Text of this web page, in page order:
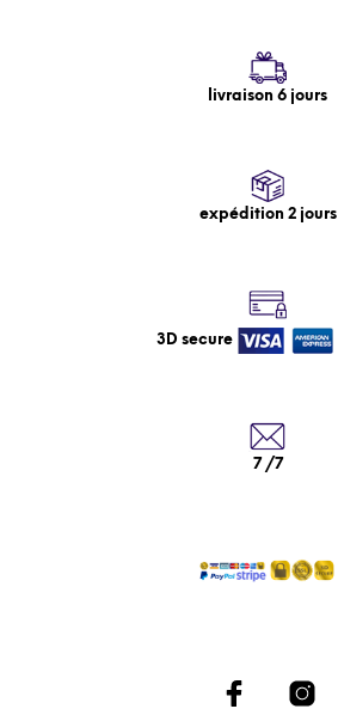
livraison 6 jours
expédition 2 jours
3D secure
7 /7